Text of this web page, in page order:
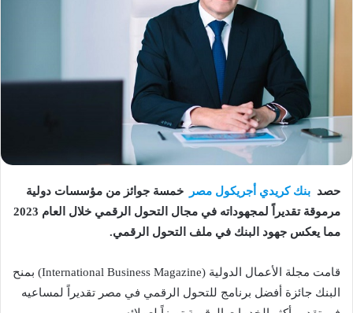
حصد بنك كريدي أجريكول مصر
خمسة جوائز من مؤسسات دولية
مرموقة تقديراً لمجهوداته في مجال التحول الرقمي خلال العام 2023
مما يعكس جهود البنك في ملف التحول الرقمي.
قامت مجلة الأعمال الدولية (International Business Magazine) بمنح
البنك جائزة أفضل برنامج للتحول الرقمي في مصر تقديراً لمساعيه